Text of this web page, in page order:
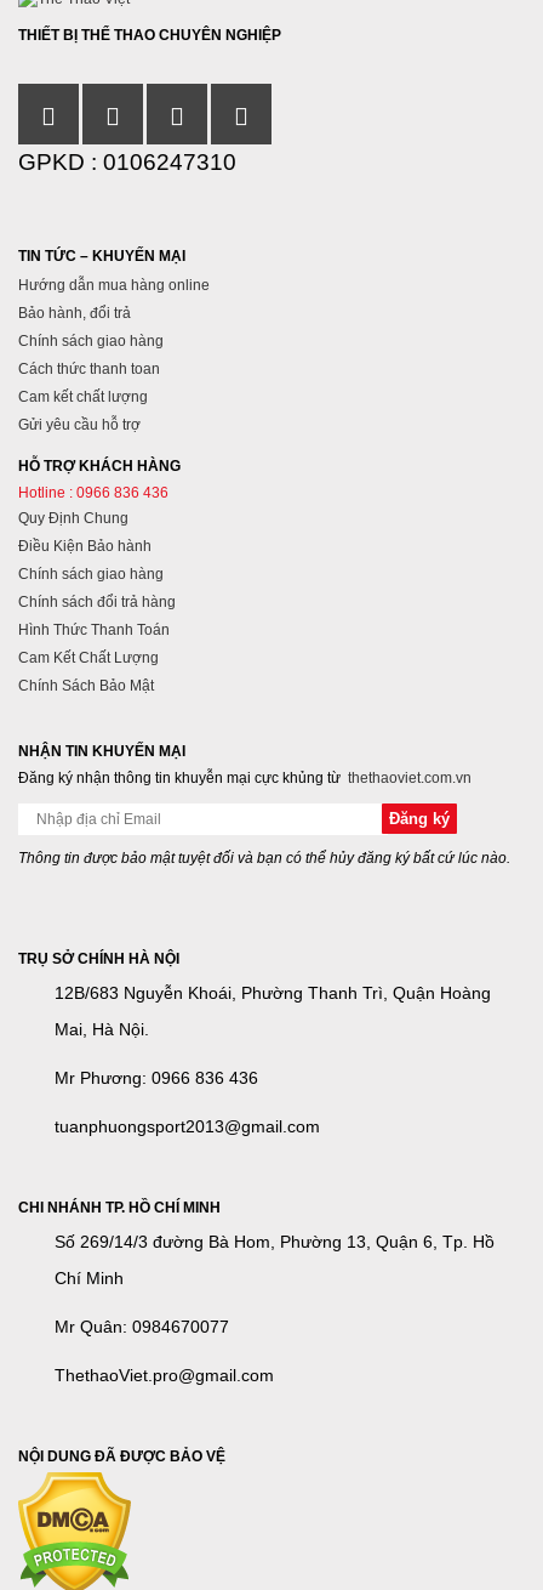
THIẾT BỊ THỂ THAO CHUYÊN NGHIỆP
GPKD : 0106247310
TIN TỨC – KHUYẾN MẠI
Hướng dẫn mua hàng online
Bảo hành, đổi trả
Chính sách giao hàng
Cách thức thanh toan
Cam kết chất lượng
Gửi yêu cầu hỗ trợ
HỖ TRỢ KHÁCH HÀNG
Hotline : 0966 836 436
Quy Định Chung
Điều Kiện Bảo hành
Chính sách giao hàng
Chính sách đổi trả hàng
Hình Thức Thanh Toán
Cam Kết Chất Lượng
Chính Sách Bảo Mật
NHẬN TIN KHUYẾN MẠI
Đăng ký nhận thông tin khuyễn mại cực khủng từ thethaoviet.com.vn
Thông tin được bảo mật tuyệt đối và bạn có thể hủy đăng ký bất cứ lúc nào.
TRỤ SỞ CHÍNH HÀ NỘI
12B/683 Nguyễn Khoái, Phường Thanh Trì, Quận Hoàng
Mai, Hà Nội.
Mr Phương: 0966 836 436
tuanphuongsport2013@gmail.com
CHI NHÁNH TP. HỒ CHÍ MINH
Số 269/14/3 đường Bà Hom, Phường 13, Quận 6, Tp. Hồ
Chí Minh
Mr Quân: 0984670077
ThethaoViet.pro@gmail.com
NỘI DUNG ĐÃ ĐƯỢC BẢO VỆ